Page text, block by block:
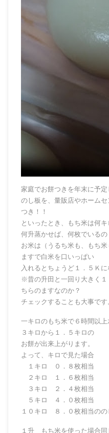
家庭でお餅つきを年末に予
のし板を、量販店やホーム
つき！！
といったとき、もち米は何
何升蒸かせば、何枚でいる
お米は（うるち米も、もち
ますで白米を口いっぱい
入れるとちょうど１．５Ｋに
※昔の升田と一回り大きく
ちらのますなのか？
チェックすることも大事です
一キロのもち米で６時間以
３キロから１．５キロの
お餅が出来上がります。
よって、キロで見た場合
１キロ ０．８枚相当
２キロ １．６枚相当
３キロ ２．４枚相当
５キロ ４．０枚相当
１０キロ ８．０枚相当のの
１升 もち米を使った場合同